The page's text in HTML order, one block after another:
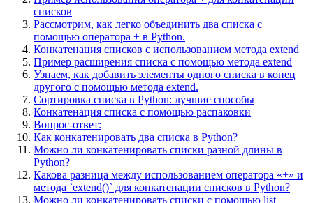
списков
Рассмотрим, как легко объединить два списка с
помощью оператора + в Python.
Конкатенация списков с использованием метода extend
Пример расширения списка с помощью метода extend
Узнаем, как добавить элементы одного списка в конец
другого с помощью метода extend.
Сортировка списка в Python: лучшие способы
Конкатенация списка с помощью распаковки
Вопрос-ответ:
Как конкатенировать два списка в Python?
Можно ли конкатенировать списки разной длины в
Python?
Какова разница между использованием оператора «+» и
метода `extend()` для конкатенации списков в Python?
Можно ли конкатенировать списки с помощью list